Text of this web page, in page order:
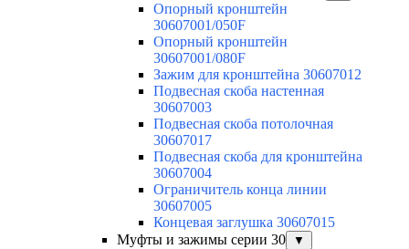
Опорный кронштейн
30607001/050F
Опорный кронштейн
30607001/080F
Зажим для кронштейна 30607012
Подвесная скоба настенная
30607003
Подвесная скоба потолочная
30607017
Подвесная скоба для кронштейна
30607004
Ограничитель конца линии
30607005
Концевая заглушка 30607015
Муфты и зажимы серии 30
▼